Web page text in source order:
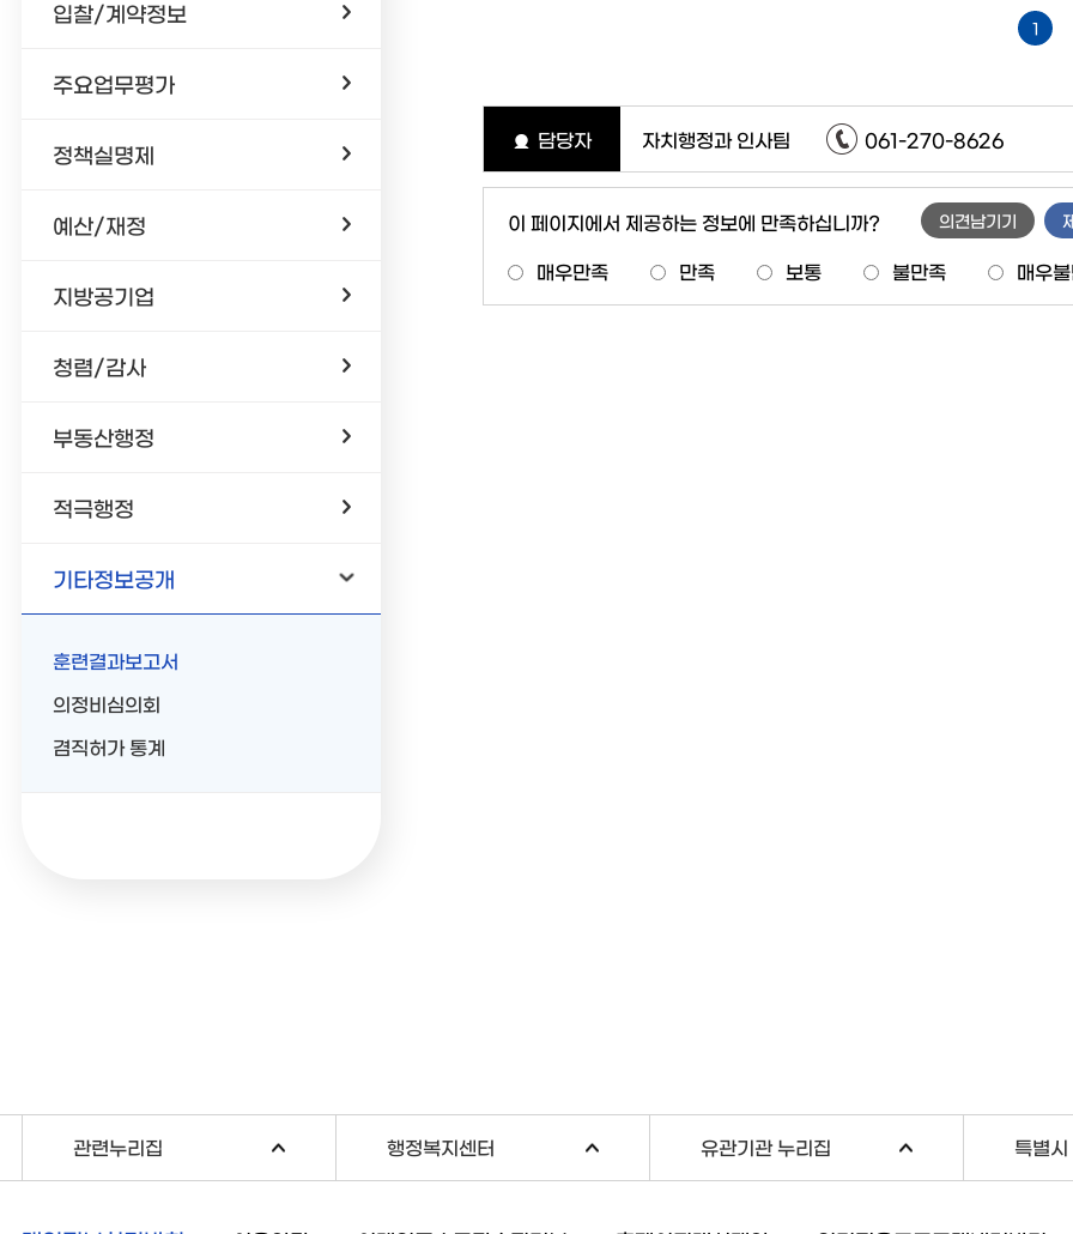
입찰/계약정보
주요업무평가
정책실명제
예산/재정
지방공기업
청렴/감사
부동산행정
적극행정
기타정보공개
훈련결과보고서
의정비심의회
겸직허가 통계
1
담당자 자치행정과 인사팀 061-270-8626
이 페이지에서 제공하는 정보에 만족하십니까?
매우만족 만족 보통 불만족 매우
의견남기기
관련누리집 행정복지센터 유관기관 누리집 특별시